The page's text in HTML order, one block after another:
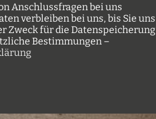
Anschlussfragen bei uns
verbleiben bei uns, bis Sie uns
Zweck für die Datenspeicherung
Bestimmungen –